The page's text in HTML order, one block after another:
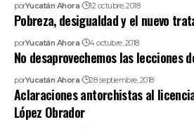
porYucatán Ahora 12 octubre, 2018
Pobreza, desigualdad y el nuevo
porYucatán Ahora 4 octubre, 2018
No desaprovechemos las lecciones
porYucatán Ahora 28 septiembre, 2018
Aclaraciones antorchistas al
López Obrador